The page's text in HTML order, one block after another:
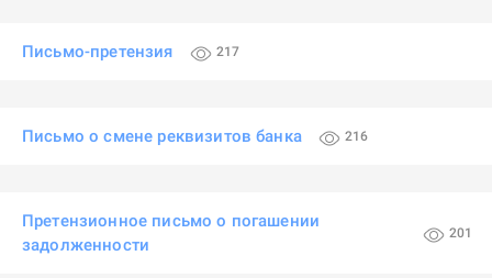
Письмо-претензия 217
Письмо о смене реквизитов банка 216
Претензионное письмо о погашении
задолженности
201